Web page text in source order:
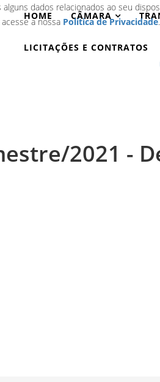
HOME CÂMARA
LICITAÇÕES E CONTRATOS
2021 -
dados relacionados ao seu
a nossa Política de Privacidade.